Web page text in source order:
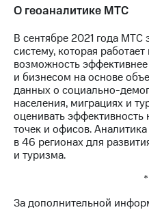
Еврооблигации-
о
погашении
именных
облигаций
Другое
Регистратор
Реквизиты
Контакты
развитие
О геоаналитике МТС
В сентябре 2021 года МТС
систему, которая
возможность
и бизнесом на основе
данных о социально-
населения, миграциях и
оценивать
точек и офисов.
в 46 регионах для
и туризма.
За дополнительной